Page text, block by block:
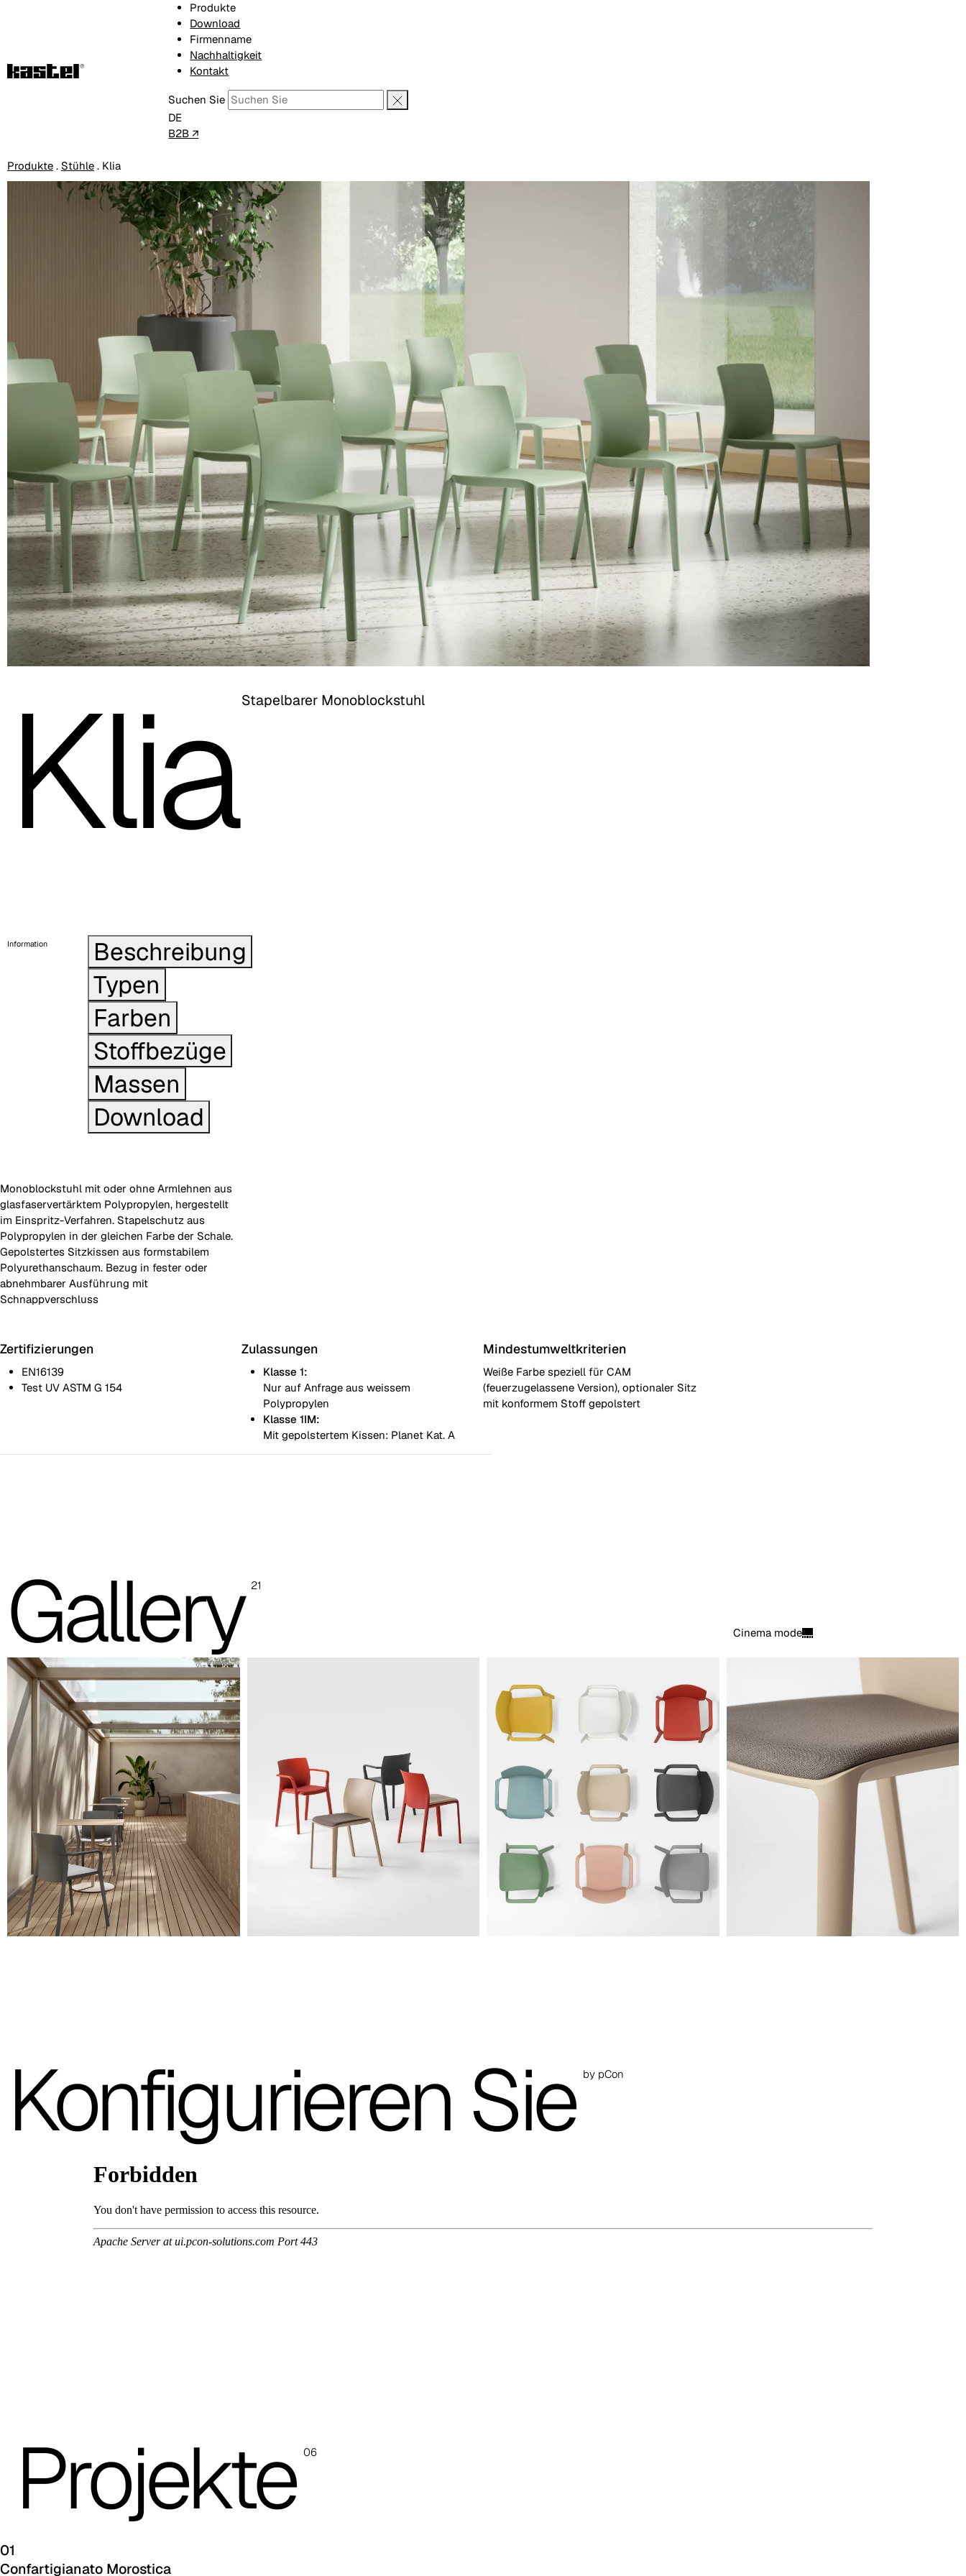
Produkte
Download
Firmenname
Nachhaltigkeit
Kontakt
Suchen Sie
DE
B2B ↗
Produkte . Stühle . Klia
Klia Stapelbarer Monoblockstuhl
Information
Beschreibung
Typen
Farben
Stoffbezüge
Massen
Download
Monoblockstuhl mit oder ohne Armlehnen aus
glasfaservertärktem Polypropylen, hergestellt
im Einspritz-Verfahren. Stapelschutz aus
Polypropylen in der gleichen Farbe der Schale.
Gepolstertes Sitzkissen aus formstabilem
Polyurethanschaum. Bezug in fester oder
abnehmbarer Ausführung mit
Schnappverschluss
Zertifizierungen
EN16139
Test UV ASTM G 154
Zulassungen
Klasse 1:
Nur auf Anfrage aus weissem
Polypropylen
Klasse 1IM:
Mit gepolstertem Kissen: Planet Kat. A
Mindestumweltkriterien
Weiße Farbe speziell für CAM
(feuerzugelassene Version), optionaler Sitz
mit konformem Stoff gepolstert
Orientierung; es wird empfohlen, stets die Musterkarte mit den
Originalmustern zu konsultieren.
Stapelbarer Stuhl aus glasfaserverstärktem Polypropylen (Bild und Farbcode-Referenz sind Richtwerte)
Türkis
NCS S 4010-B50G
Taube
RAL 1019
Rot
RAL 3013
RAL 7037
Grün
RAL 6011
Gelb
empfohlen, stets die Musterkarte mit den Originalmustern zu
konsultieren.
Planet (Cat. A - Kunstleder)
A 28F
A 29F
A 30F
A 37F
Gallery 21
Cinema mode
Konfigurieren Sie by pCon
Projekte 06
01
Confartigianato Morostica